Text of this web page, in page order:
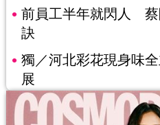
前員工半年就閃人 蔡
訣
獨／河北彩花現身味
展